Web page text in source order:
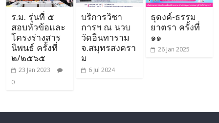
ร.ม. รุ่นที่ ๕
สอบหัวข้อและ
โครงร่างสาร
นิพนธ์ ครั้งที่
๒/๒๕๖๕
23 Jan 2023
0
บริการวิชา
การฯ ณ นวบ
วัดอินทาราม
จ.สมุทรสงครา
ม
6 Jul 2024
ธุดงค์-ธรรม
ยาตรา ครั้งที่
๑๑
26 Jan 2025